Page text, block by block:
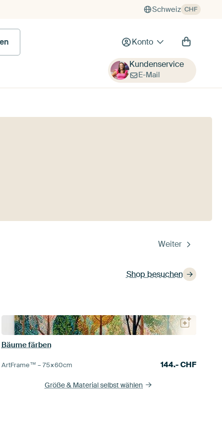
Schweiz CHF
Konto
Kundenservice
E-Mail
Weiter
Shop besuchen
Bäume färben
ArtFrame™ –75×60cm 144.- CHF
Größe & Material selbst wählen